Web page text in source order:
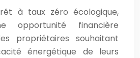
à taux zéro écologique,
opportunité financière
propriétaires souhaitant
énergétique de leurs